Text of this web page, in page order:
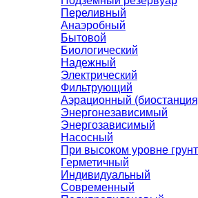
Переливный
Анаэробный
Бытовой
Биологический
Надежный
Электрический
Фильтрующий
Аэрационный
Энергонезависимый
Энергозависимый
Насосный
При высоком уровне
Герметичный
Индивидуальный
Современный